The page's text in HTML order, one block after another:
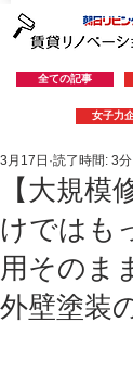
全ての記事
女子力
【大規
けではも
用そのま
外壁塗装
3月17日 読了時間: 3分